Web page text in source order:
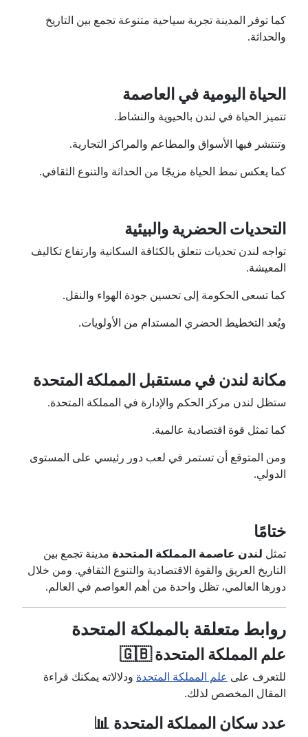
كما توفر المدينة تجربة سياحية متنوعة تجمع بين التاريخ
والحداثة.
الحياة اليومية في العاصمة
تتميز الحياة في لندن بالحيوية والنشاط.
وتنتشر فيها الأسواق والمطاعم والمراكز التجارية.
كما يعكس نمط الحياة مزيجًا من الحداثة والتنوع الثقافي.
التحديات الحضرية والبيئية
تواجه لندن تحديات تتعلق بالكثافة السكانية وارتفاع تكاليف
المعيشة.
كما تسعى الحكومة إلى تحسين جودة الهواء والنقل.
ويُعد التخطيط الحضري المستدام من الأولويات.
مكانة لندن في مستقبل المملكة المتحدة
ستظل لندن مركز الحكم والإدارة في المملكة المتحدة.
كما تمثل قوة اقتصادية عالمية.
ومن المتوقع أن تستمر في لعب دور رئيسي على المستوى
الدولي.
ختامًا
تمثل لندن عاصمة المملكة المتحدة مدينة تجمع بين
التاريخ العريق والقوة الاقتصادية والتنوع الثقافي. ومن خلال
دورها العالمي، تظل واحدة من أهم العواصم في العالم.
روابط متعلقة بالمملكة المتحدة
علم المملكة المتحدة 🇬🇧
للتعرف على علم المملكة المتحدة ودلالاته يمكنك قراءة
المقال المخصص لذلك.
عدد سكان المملكة المتحدة 📊